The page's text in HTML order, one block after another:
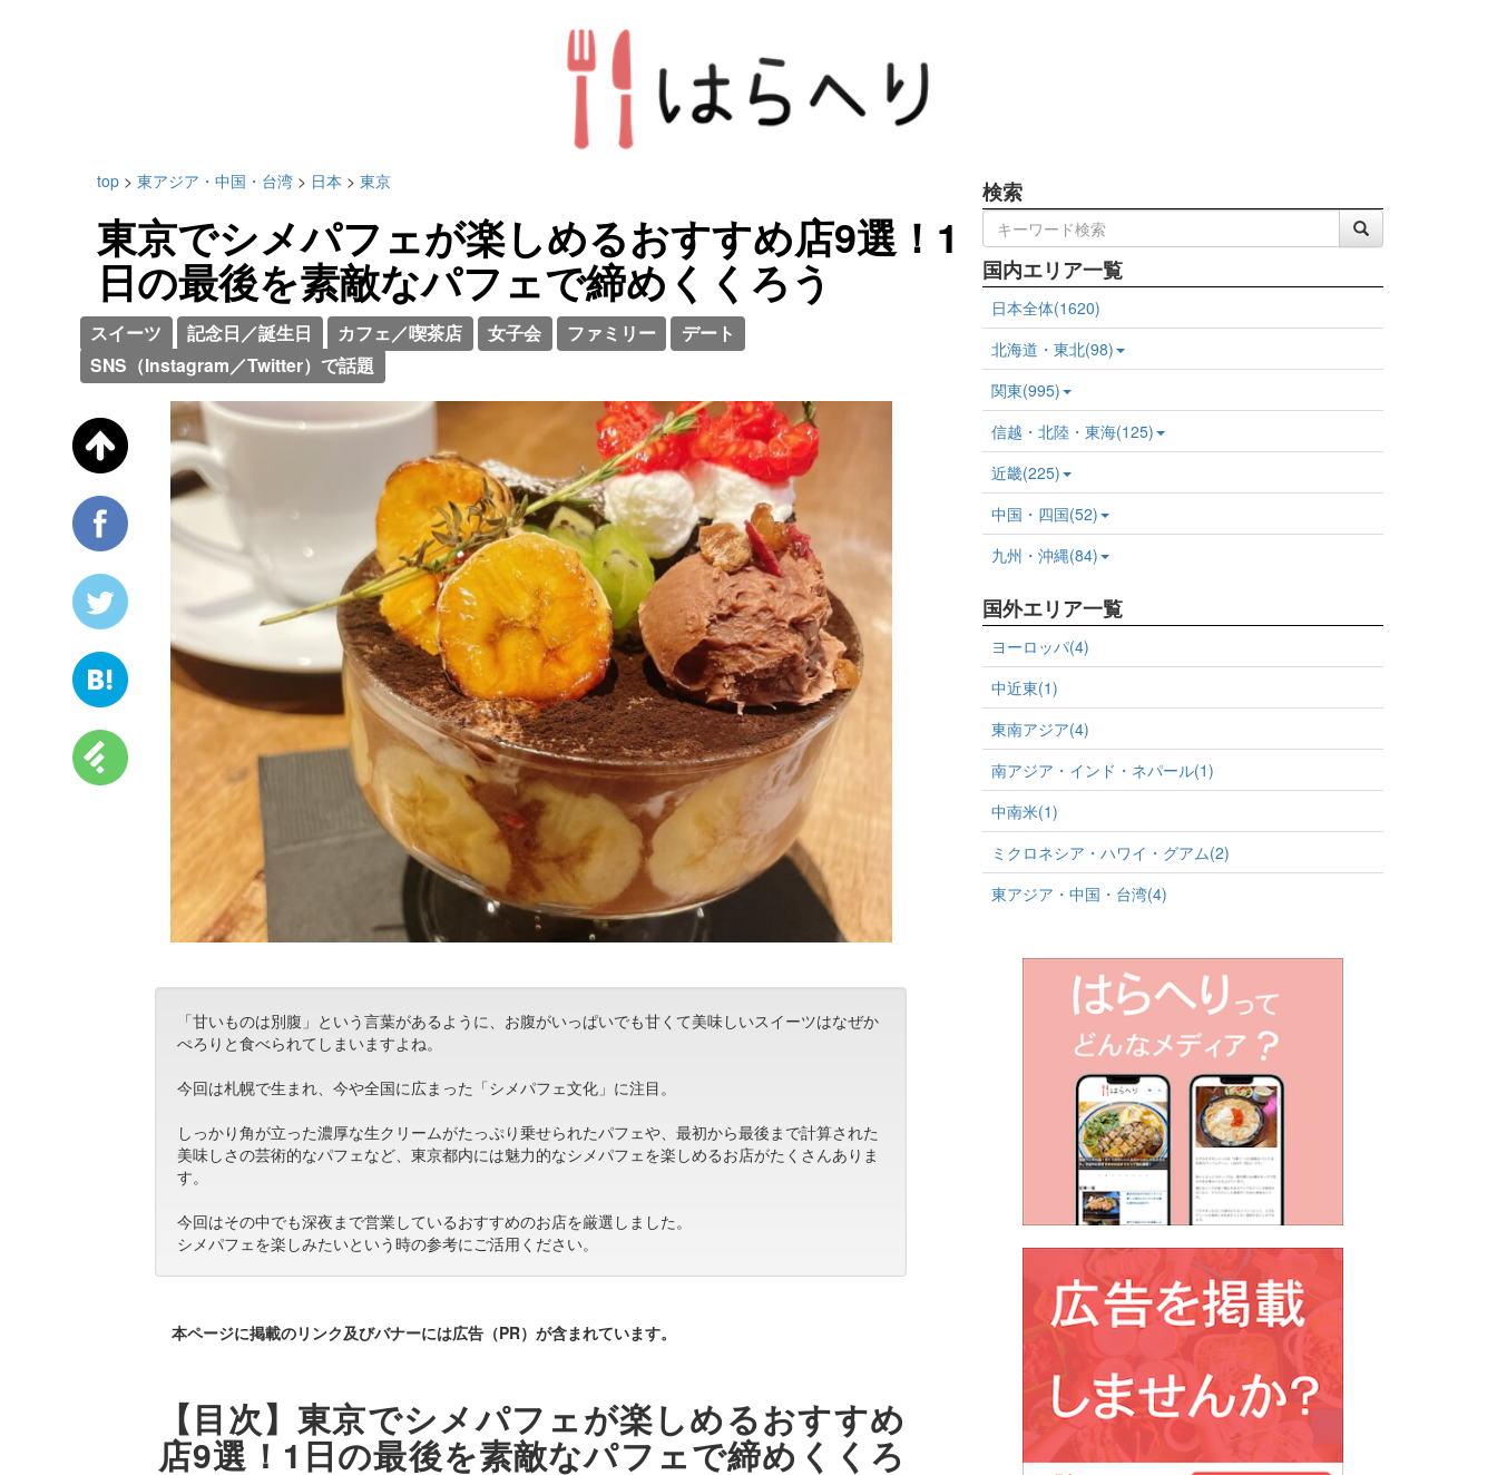
top > 東アジア・中国・台湾 > 日本 > 東京
東京でシメパフェが楽しめるおすすめ店9選！1
日の最後を素敵なパフェで締めくくろう
スイーツ 記念日／誕生日 カフェ／喫茶店 女子会 ファミリー
デート
SNS（Instagram／Twitter）で話題
「甘いものは別腹」という言葉があるように、お腹がいっぱいでも甘くて美味しいスイーツはなぜか
ぺろりと食べられてしまいますよね。
今回は札幌で生まれ、今や全国に広まった「シメパフェ文化」に注目。
しっかり角が立った濃厚な生クリームがたっぷり乗せられたパフェや、最初から最後まで計算された
美味しさの芸術的なパフェなど、東京都内には魅力的なシメパフェを楽しめるお店がたくさんありま
す。
今回はその中でも深夜まで営業しているおすすめのお店を厳選しました。
シメパフェを楽しみたいという時の参考にご活用ください。
本ページに掲載のリンク及びバナーには広告（PR）が含まれています。
【目次】東京でシメパフェが楽しめるおすすめ
店9選！1日の最後を素敵なパフェで締めくくろ
検索
国内エリア一覧
日本全体(1620)
北海道・東北(98)
関東(995)
信越・北陸・東海(125)
近畿(225)
中国・四国(52)
九州・沖縄(84)
国外エリア一覧
ヨーロッパ(4)
中近東(1)
東南アジア(4)
南アジア・インド・ネパール(1)
中南米(1)
ミクロネシア・ハワイ・グアム(2)
東アジア・中国・台湾(4)